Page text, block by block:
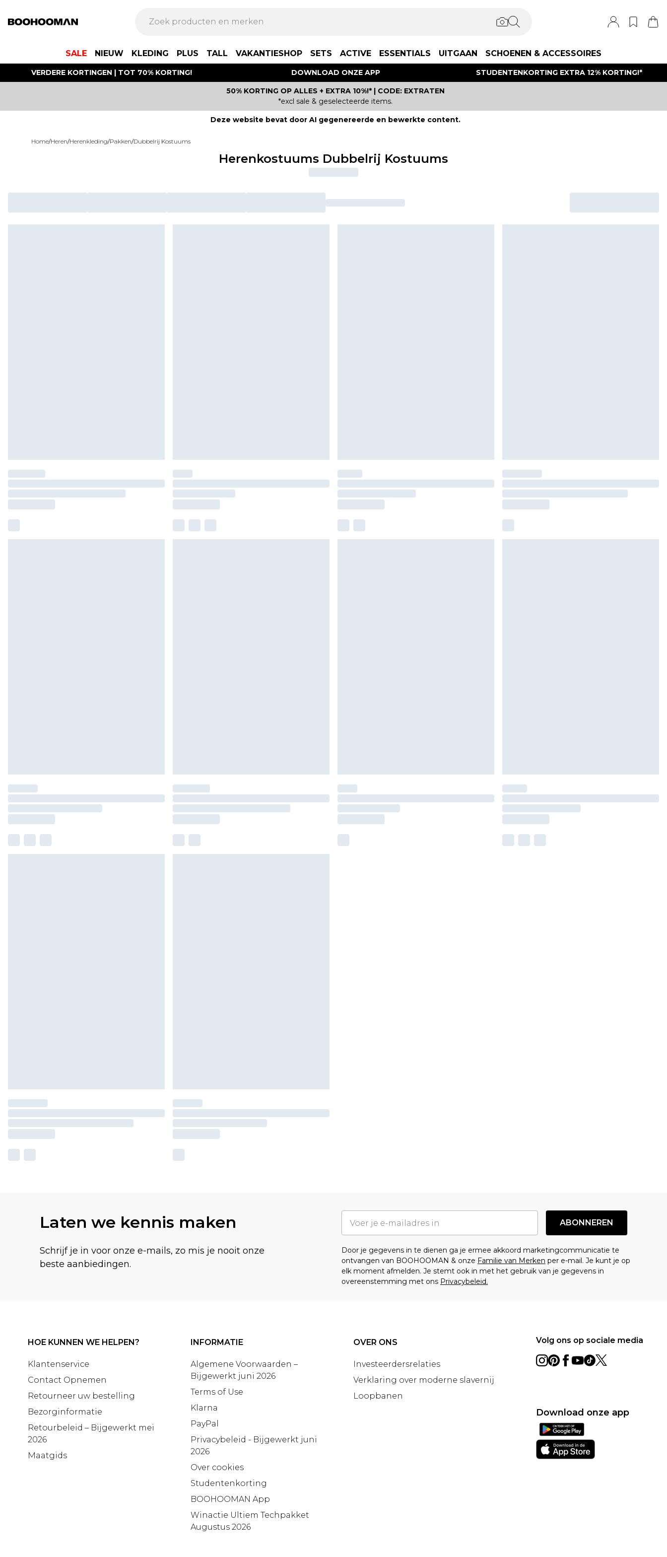
SALE NIEUW KLEDING PLUS TALL VAKANTIESHOP SETS ACTIVE ESSENTIALS UITGAAN SCHOENEN & ACCESSOIRES
VERDERE KORTINGEN | TOT 70% KORTING! DOWNLOAD ONZE APP STUDENTENKORTING EXTRA 12% KORTING!*
50% KORTING OP ALLES + EXTRA 10%!* | CODE: EXTRATEN
*excl sale & geselecteerde items.
Deze website bevat door AI gegenereerde en bewerkte content.
Home/Heren/Herenkleding/Pakken/Dubbelrij Kostuums
Herenkostuums Dubbelrij Kostuums
Laten we kennis maken
Schrijf je in voor onze e-mails, zo mis je nooit onze
beste aanbiedingen.
ABONNEREN
Door je gegevens in te dienen ga je ermee akkoord marketingcommunicatie te
ontvangen van BOOHOOMAN & onze Familie van Merken per e-mail. Je kunt je op
elk moment afmelden. Je stemt ook in met het gebruik van je gegevens in
overeenstemming met ons Privacybeleid.
HOE KUNNEN WE HELPEN?
Klantenservice
Contact Opnemen
Retourneer uw bestelling
Bezorginformatie
Retourbeleid – Bijgewerkt mei
2026
Maatgids
INFORMATIE
Algemene Voorwaarden –
Bijgewerkt juni 2026
Terms of Use
Klarna
PayPal
Privacybeleid - Bijgewerkt juni
2026
Over cookies
Studentenkorting
BOOHOOMAN App
Winactie Ultiem Techpakket
Augustus 2026
OVER ONS
Investeerdersrelaties
Verklaring over moderne slavernij
Loopbanen
Volg ons op sociale media
Download onze app